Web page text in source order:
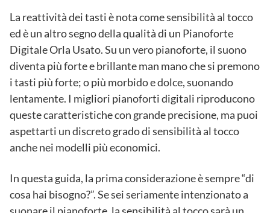
La reattività dei tasti è nota come sensibilità al tocco
ed è un altro segno della qualità di un Pianoforte
Digitale Orla Usato. Su un vero pianoforte, il suono
diventa più forte e brillante man mano che si premono
i tasti più forte; o più morbido e dolce, suonando
lentamente. I migliori pianoforti digitali riproducono
queste caratteristiche con grande precisione, ma puoi
aspettarti un discreto grado di sensibilità al tocco
anche nei modelli più economici.
In questa guida, la prima considerazione è sempre “di
cosa hai bisogno?”. Se sei seriamente intenzionato a